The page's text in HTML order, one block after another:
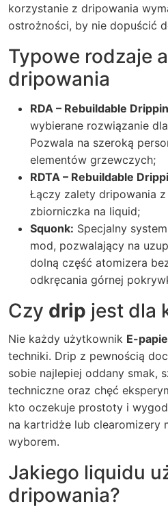
korzystanie z dripowania
ostrożności, by nie dopuścić
Typowe rodzaje
dripowania
RDA – Rebuildable
wybierane rozwiązanie
Pozwala na szeroką
elementów grzewczych;
RDTA – Rebuildable
Łączy zalety dripowania
zbiorniczka na liquid;
Squonk: Specjalny
mod, pozwalający na
dolną część atomizera
odkręcania górnej
Czy drip jest dla
Nie każdy użytkownik E-
techniki. Drip z pewnością
sobie najlepiej oddany smak,
techniczne oraz chęć
kto oczekuje prostoty i
na kartridże lub clearomizery
wyborem.
Jakiego liquidu
dripowania?